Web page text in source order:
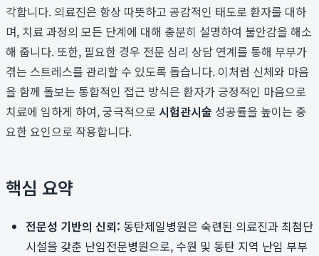
각합니다. 의료진은 항상 따뜻하고 공감적인 태도로 환자를 대하
며, 치료 과정의 모든 단계에 대해 충분히 설명하여 불안감을 해소
해 줍니다. 또한, 필요한 경우 전문 심리 상담 연계를 통해 부부가
겪는 스트레스를 관리할 수 있도록 돕습니다. 이처럼 신체와 마음
을 함께 돌보는 통합적인 접근 방식은 환자가 긍정적인 마음으로
치료에 임하게 하여, 궁극적으로 시험관시술 성공률을 높이는 중
요한 요인으로 작용합니다.
핵심 요약
전문성 기반의 신뢰: 동탄제일병원은 숙련된 의료진과 최첨단
시설을 갖춘 난임전문병원으로, 수원 및 동탄 지역 난임 부부